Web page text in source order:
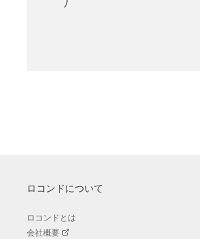
ロコンドについて
ロコンドとは
会社概要